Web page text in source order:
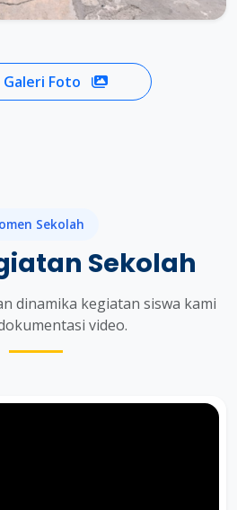
Foto
Sekolah
Sekolah
dinamika kegiatan siswa kami
video.